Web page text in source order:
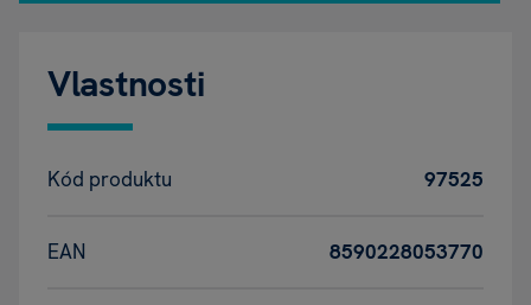
Vlastnosti
Kód produktu 97525
EAN 8590228053770